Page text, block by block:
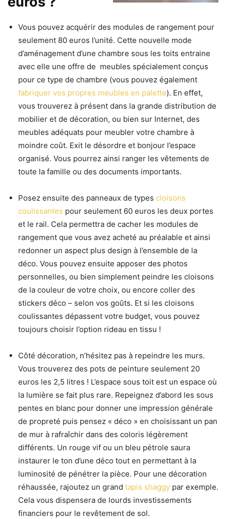
Vous pouvez acquérir des modules de rangement pour
seulement 80 euros l’unité. Cette nouvelle mode
d’aménagement d’une chambre sous les toits entraine
avec elle une offre de meubles spécialement conçus
pour ce type de chambre (vous pouvez également
fabriquer vos propres meubles en palette). En effet,
vous trouverez à présent dans la grande distribution de
mobilier et de décoration, ou bien sur Internet, des
meubles adéquats pour meubler votre chambre à
moindre coût. Exit le désordre et bonjour l’espace
organisé. Vous pourrez ainsi ranger les vêtements de
toute la famille ou des documents importants.
Posez ensuite des panneaux de types cloisons
coulissantes pour seulement 60 euros les deux portes
et le rail. Cela permettra de cacher les modules de
rangement que vous avez acheté au préalable et ainsi
redonner un aspect plus design à l’ensemble de la
déco. Vous pouvez ensuite apposer des photos
personnelles, ou bien simplement peindre les cloisons
de la couleur de votre choix, ou encore coller des
stickers déco – selon vos goûts. Et si les cloisons
coulissantes dépassent votre budget, vous pouvez
toujours choisir l’option rideau en tissu !
Côté décoration, n’hésitez pas à repeindre les murs.
Vous trouverez des pots de peinture seulement 20
euros les 2,5 litres ! L’espace sous toit est un espace où
la lumière se fait plus rare. Repeignez d’abord les sous
pentes en blanc pour donner une impression générale
de propreté puis pensez « déco » en choisissant un pan
de mur à rafraîchir dans des coloris légèrement
différents. Un rouge vif ou un bleu pétrole saura
instaurer le ton d’une déco tout en permettant à la
luminosité de pénétrer la pièce. Pour une décoration
réhaussée, rajoutez un grand tapis shaggy par exemple.
Cela vous dispensera de lourds investissements
financiers pour le revêtement de sol.